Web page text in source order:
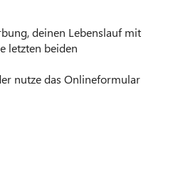
deinen Lebenslauf mit
letzten beiden
nutze das Onlineformular